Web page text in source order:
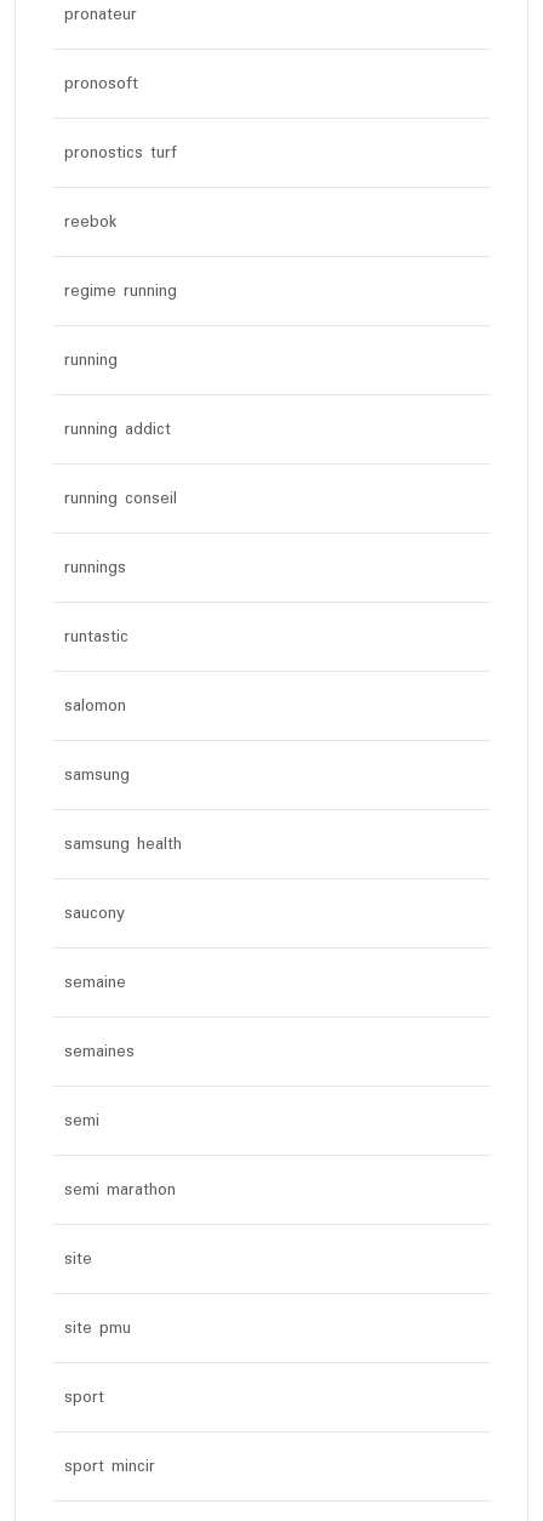
pronateur
pronosoft
pronostics turf
reebok
regime running
running
running addict
running conseil
runnings
runtastic
salomon
samsung
samsung health
saucony
semaine
semaines
semi
semi marathon
site
site pmu
sport
sport mincir